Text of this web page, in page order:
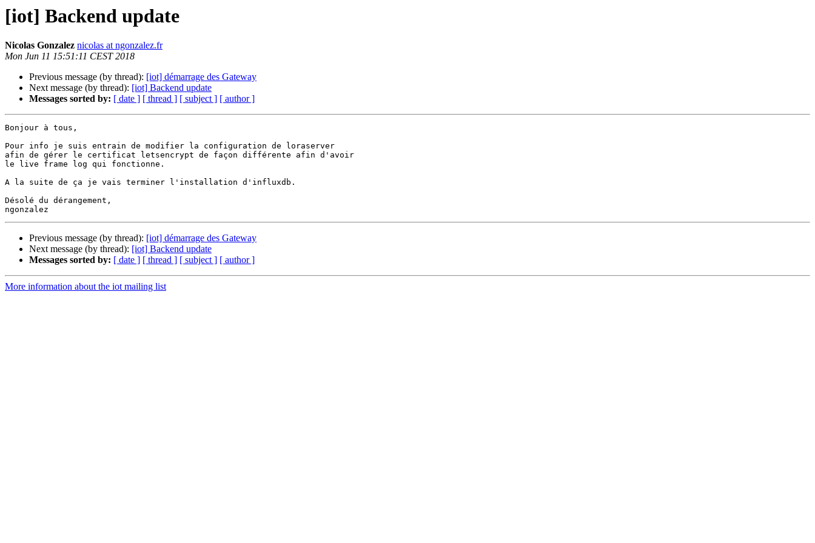
[iot] Backend update
Nicolas Gonzalez nicolas at ngonzalez.fr
Mon Jun 11 15:51:11 CEST 2018
Previous message (by thread): [iot] démarrage des Gateway
Next message (by thread): [iot] Backend update
Messages sorted by: [ date ] [ thread ] [ subject ] [ author ]
Bonjour à tous,
Pour info je suis entrain de modifier la configuration de loraserver
afin de gérer le certificat letsencrypt de façon différente afin d'avoir
le live frame log qui fonctionne.
A la suite de ça je vais terminer l'installation d'influxdb.
Désolé du dérangement,
Previous message (by thread): [iot] démarrage des Gateway
Next message (by thread): [iot] Backend update
Messages sorted by: [ date ] [ thread ] [ subject ] [ author ]
More information about the iot mailing list